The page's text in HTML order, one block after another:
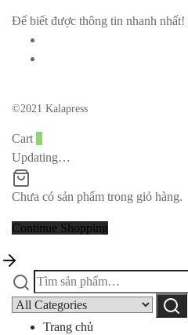
Để biết được thông tin nhanh nhất!
©2021 Kalapress
Cart
Updating…
Chưa có sản phẩm trong giỏ hàng.
Continue Shopping
Tìm
kiếm:
Tìm
Trang chủ